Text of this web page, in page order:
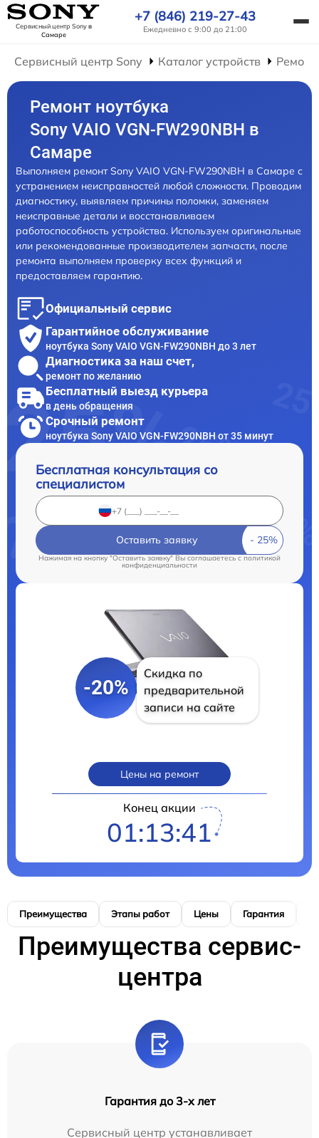
Сервисный центр Sonyв
Самаре
+7 (846) 219-27-43
Ежедневно с 9:00 до 21:00
Сервисный центр Sony Каталог устройств
Ремонт ноутбука
Sony VAIO VGN-FW290NBH в
Самаре
Выполняем ремонт Sony VAIO VGN-FW290NBH в Самаре с
устранением неисправностей любой сложности. Проводим
диагностику, выявляем причины поломки, заменяем
неисправные детали и восстанавливаем
работоспособность устройства. Используем оригинальные
или рекомендованные производителем запчасти, после
ремонта выполняем проверку всех функций и
предоставляем гарантию.
Официальный сервис
Гарантийное обслуживание
ноутбука Sony VAIO VGN-FW290NBH до 3 лет
Диагностика за наш счет,
ремонт по желанию
Бесплатный выезд курьера
в день обращения
Срочный ремонт
ноутбука Sony VAIO VGN-FW290NBH от 35 минут
Бесплатная консультация со
специалистом
Оставить заявку
Нажимая на кнопку "Оставить заявку" Вы соглашаетесь c политикой
конфиденциальности
-20%
Скидка по
предварительной
записи на сайте
Цены на ремонт
Конец акции
01:13:40
Преимущества Этапы работ Цены Гарантия
Преимущества сервис-
центра
Гарантия до 3-х лет
Сервисный центр устанавливает